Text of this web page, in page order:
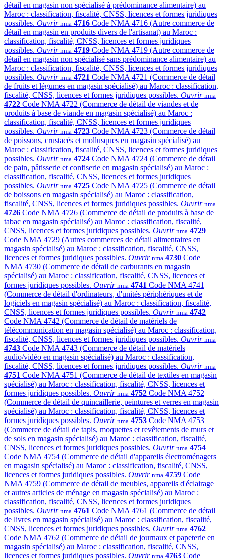
détail en magasin non spécialisé à prédominance alimentaire) au
Maroc : classification, fiscalité, CNSS, licences et formes juridiques
possibles. Ouvrir nma 4716 Code NMA 4716 (Autre commerce de
détail en magasin en produits divers de l'artisanat) au Maroc :
classification, fiscalité, CNSS, licences et formes juridiques
possibles. Ouvrir nma 4719 Code NMA 4719 (Autre commerce de
détail en magasin non spécialisé sans prédominance alimentaire) au
Maroc : classification, fiscalité, CNSS, licences et formes juridiques
possibles. Ouvrir nma 4721 Code NMA 4721 (Commerce de détail
de fruits et légumes en magasin spécialisé) au Maroc : classification,
fiscalité, CNSS, licences et formes juridiques possibles. Ouvrir nma
4722 Code NMA 4722 (Commerce de détail de viandes et de
produits à base de viande en magasin spécialisé) au Maroc :
classification, fiscalité, CNSS, licences et formes juridiques
possibles. Ouvrir nma 4723 Code NMA 4723 (Commerce de détail
de poissons, crustacés et mollusques en magasin spécialisé) au
Maroc : classification, fiscalité, CNSS, licences et formes juridiques
possibles. Ouvrir nma 4724 Code NMA 4724 (Commerce de détail
de pain, pâtisserie et confiserie en magasin spécialisé) au Maroc :
classification, fiscalité, CNSS, licences et formes juridiques
possibles. Ouvrir nma 4725 Code NMA 4725 (Commerce de détail
de boissons en magasin spécialisé) au Maroc : classification,
fiscalité, CNSS, licences et formes juridiques possibles. Ouvrir nma
4726 Code NMA 4726 (Commerce de détail de produits à base de
tabac en magasin spécialisé) au Maroc : classification, fiscalité,
CNSS, licences et formes juridiques possibles. Ouvrir nma 4729
Code NMA 4729 (Autres commerces de détail alimentaires en
magasin spécialisé) au Maroc : classification, fiscalité, CNSS,
licences et formes juridiques possibles. Ouvrir nma 4730 Code
NMA 4730 (Commerce de détail de carburants en magasin
spécialisé) au Maroc : classification, fiscalité, CNSS, licences et
formes juridiques possibles. Ouvrir nma 4741 Code NMA 4741
(Commerce de détail d'ordinateurs, d'unités périphériques et de
logiciels en magasin spécialisé) au Maroc : classification, fiscalité,
CNSS, licences et formes juridiques possibles. Ouvrir nma 4742
Code NMA 4742 (Commerce de détail de matériels de
télécommunication en magasin spécialisé) au Maroc : classification,
fiscalité, CNSS, licences et formes juridiques possibles. Ouvrir nma
4743 Code NMA 4743 (Commerce de détail de matériels
audio/vidéo en magasin spécialisé) au Maroc : classification,
fiscalité, CNSS, licences et formes juridiques possibles. Ouvrir nma
4751 Code NMA 4751 (Commerce de détail de textiles en magasin
spécialisé) au Maroc : classification, fiscalité, CNSS, licences et
formes juridiques possibles. Ouvrir nma 4752 Code NMA 4752
(Commerce de détail de quincaillerie, peintures et verres en magasin
spécialisé) au Maroc : classification, fiscalité, CNSS, licences et
formes juridiques possibles. Ouvrir nma 4753 Code NMA 4753
(Commerce de détail de tapis, moquettes et revêtements de murs et
de sols en magasin spécialisé) au Maroc : classification, fiscalité,
CNSS, licences et formes juridiques possibles. Ouvrir nma 4754
Code NMA 4754 (Commerce de détail d'appareils électroménagers
en magasin spécialisé) au Maroc : classification, fiscalité, CNSS,
licences et formes juridiques possibles. Ouvrir nma 4759 Code
NMA 4759 (Commerce de détail de meubles, appareils d'éclairage
et autres articles de ménage en magasin spécialisé) au Maroc :
classification, fiscalité, CNSS, licences et formes juridiques
possibles. Ouvrir nma 4761 Code NMA 4761 (Commerce de détail
de livres en magasin spécialisé) au Maroc : classification, fiscalité,
CNSS, licences et formes juridiques possibles. Ouvrir nma 4762
Code NMA 4762 (Commerce de détail de journaux et papeterie en
magasin spécialisé) au Maroc : classification, fiscalité, CNSS,
licences et formes juridiques possibles. Ouvrir nma 4763 Code